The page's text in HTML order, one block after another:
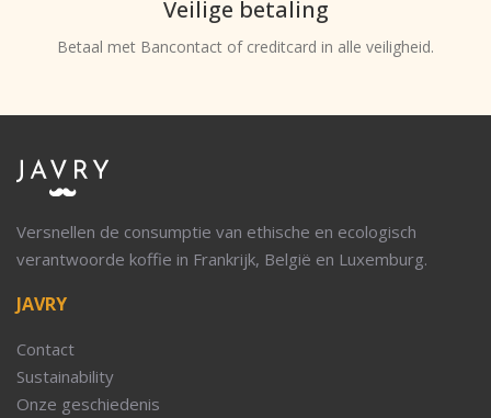
Veilige betaling
Betaal met Bancontact of creditcard in alle veiligheid.
Versnellen de consumptie van ethische en ecologisch
verantwoorde koffie in Frankrijk, België en Luxemburg.
JAVRY
Contact
Sustainability
Onze geschiedenis